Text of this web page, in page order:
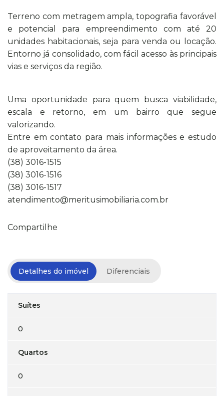
Terreno com metragem ampla, topografia favorável
e potencial para empreendimento com até 20
unidades habitacionais, seja para venda ou locação.
Entorno já consolidado, com fácil acesso às principais
vias e serviços da região.
Uma oportunidade para quem busca viabilidade,
escala e retorno, em um bairro que segue
valorizando.
Entre em contato para mais informações e estudo
de aproveitamento da área.
(38) 3016-1515
(38) 3016-1516
(38) 3016-1517
atendimento@meritusimobiliaria.com.br
Compartilhe
Detalhes do imóvel Diferenciais
Suítes
0
Quartos
0